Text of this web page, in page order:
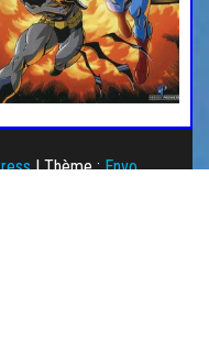
|Thème :Envo